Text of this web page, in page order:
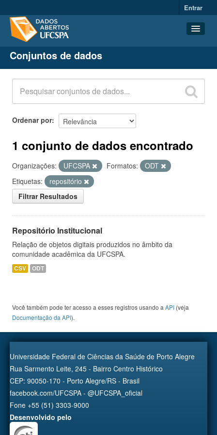
Entrar
Conjuntos de dados
Organizações
Grupos
Sobre
Conjuntos de dados
Ordenar por
1 conjunto de dados encontrado
Organizações: UFCSPA Formatos:
ODT
Etiquetas:
repositório
Filtrar Resultados
Repositório Institucional
Relação de objetos digitais produzidos no âmbito da
comunidade acadêmica da UFCSPA.
CSV ODT
Você também pode ter acesso a esses registros usando a API (veja
Documentação da API).
Universidade Federal de Ciências da Saúde de Porto Alegre
Rua Sarmento Leite, 245 - Bairro Centro Histórico
CEP: 90050-170 - Porto Alegre/RS - Brasil
facebook.com/UFCSPA - @UFCSPA_oficial
Fone +55 (51) 3303-9000
Desenvolvido pelo